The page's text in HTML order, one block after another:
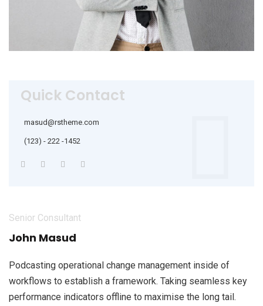
Quick Contact
masud@rstheme.com
(123) - 222 -1452
Senior Consultant
John Masud
Podcasting operational change management inside of
workflows to establish a framework. Taking seamless key
performance indicators offline to maximise the long tail.